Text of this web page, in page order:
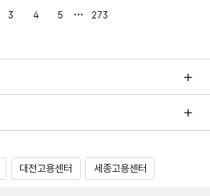
3 4 5
마지막으로
273
대전고용센터 세종고용센터